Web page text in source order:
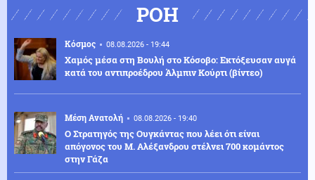
ΡΟΗ
Κόσμος 08.08.2026 - 19:44
Χαμός μέσα στη Βουλή στο Κόσοβο: Εκτόξευσαν αυγά
κατά του αντιπροέδρου Άλμπιν Κούρτι (βίντεο)
Μέση Ανατολή 08.08.2026 - 19:40
Ο Στρατηγός της Ουγκάντας που λέει ότι είναι
απόγονος του Μ. Αλέξανδρου στέλνει 700 κομάντος
στην Γάζα